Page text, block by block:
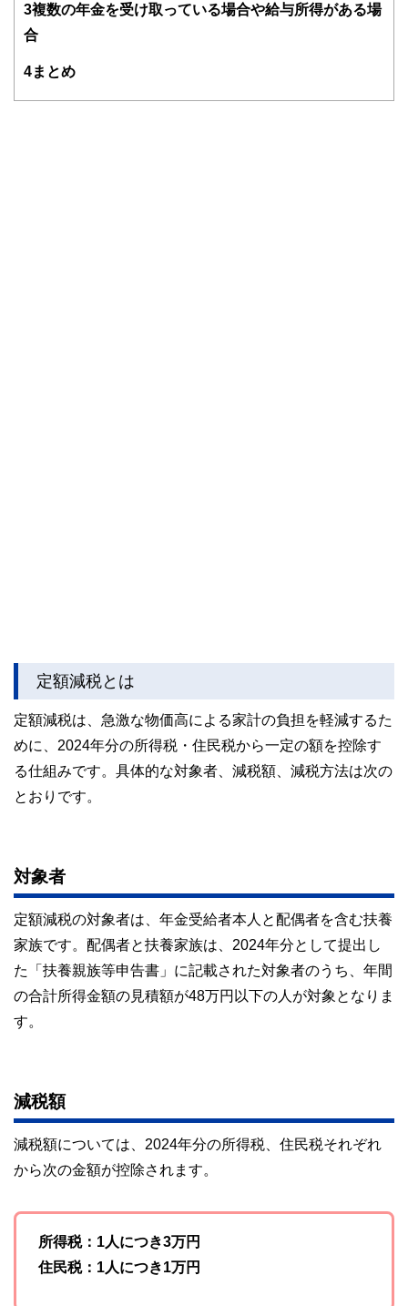
3複数の年金を受け取っている場合や給与所得がある場
合
4まとめ
定額減税とは
定額減税は、急激な物価高による家計の負担を軽減するた
めに、2024年分の所得税・住民税から一定の額を控除す
る仕組みです。具体的な対象者、減税額、減税方法は次の
とおりです。
対象者
定額減税の対象者は、年金受給者本人と配偶者を含む扶養
家族です。配偶者と扶養家族は、2024年分として提出し
た「扶養親族等申告書」に記載された対象者のうち、年間
の合計所得金額の見積額が48万円以下の人が対象となりま
す。
減税額
減税額については、2024年分の所得税、住民税それぞれ
から次の金額が控除されます。
所得税：1人につき3万円
住民税：1人につき1万円